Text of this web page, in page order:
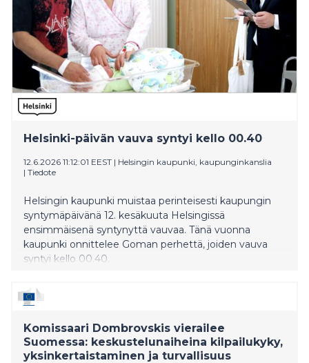
Helsinki-päivän vauva syntyi kello 00.40
12.6.2026 11:12:01 EEST | Helsingin kaupunki, kaupunginkanslia
| Tiedote
Helsingin kaupunki muistaa perinteisesti kaupungin
syntymäpäivänä 12. kesäkuuta Helsingissä
ensimmäisenä syntynyttä vauvaa. Tänä vuonna
kaupunki onnittelee Goman perhettä, joiden vauva
syntyi kello 00.40.
Komissaari Dombrovskis vierailee
Suomessa: keskustelunaiheina kilpailukyky,
yksinkertaistaminen ja turvallisuus